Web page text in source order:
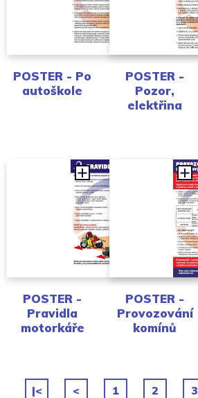
POSTER - Po
autoškole
POSTER -
Pozor,
elektřina
POSTER -
Pravidla
motorkáře
POSTER -
Provozování
komínů
|< < 1 2 3